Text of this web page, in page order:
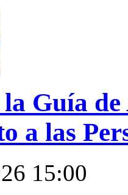
Guía de
a las
15:00